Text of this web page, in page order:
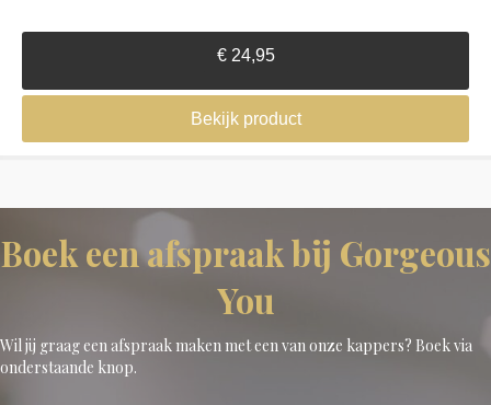
€24,95
Bekijk product
Boek een afspraak bij Gorgeous
You
Wil jij graag een afspraak maken met een van onze kappers? Boek via
onderstaande knop.